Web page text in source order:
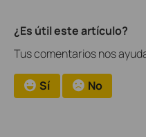
¿Es útil este artículo?
Tus comentarios nos
Sí No